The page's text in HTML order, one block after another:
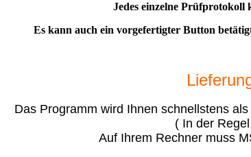
Jedes einzelne
Es kann auch ein vorgefertigter Button
Das Programm wird Ihnen schnellstens
( In der
Auf Ihrem Rechner muss